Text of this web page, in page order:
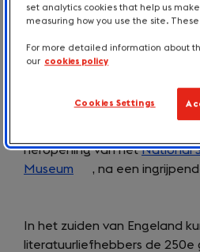
Kunst en cultuur
Bradford staat centraal als
2025, met een uitgebreid
heropening van hetNational
Museum (opens
new
tab)
, na een
In het zuiden van Engeland
literatuurliefhebbers de
set analytics cookies that help us
measuring how you use the site.
For more detailed information about
our cookies policy
Cookies Settings